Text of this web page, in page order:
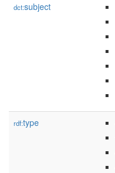
dct:subject
rdf:type